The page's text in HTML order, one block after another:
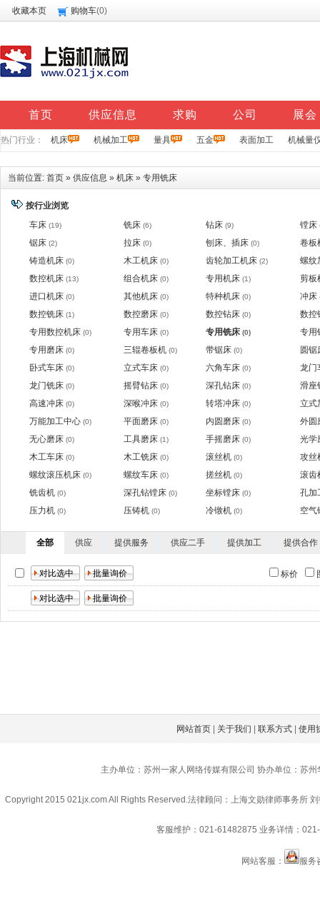
收藏本页 购物车(0)
首页 供应信息 求购 公司 展会
热门行业： 机床 机械加工 量具 五金 表面加工 机械量
当前位置: 首页 » 供应信息 » 机床 » 专用铣床
按行业浏览
车床 (19) 铣床 (6) 钻床 (9) 镗床
锯床 (2) 拉床 (0) 刨床、插床 (0)
卷板
铸造机床 (0) 木工机床 (0) 齿轮加工机床 (2)
螺纹
数控机床 (13) 组合机床 (0) 专用机床 (1)
剪板
进口机床 (0) 其他机床 (0) 特种机床 (0) 冲床
数控铣床 (1) 数控磨床 (0) 数控钻床 (0)
数控
专用数控机床 (0) 专用车床 (0) 专用铣床 (0)
专用
专用磨床 (0) 三辊卷板机 (0) 带锯床 (0)
圆锯
卧式车床 (0) 立式车床 (0) 六角车床 (0)
龙门
龙门铣床 (0) 摇臂钻床 (0) 深孔钻床 (0)
滑座
高速冲床 (0) 深喉冲床 (0) 转塔冲床 (0)
立式
万能加工中心 (0) 平面磨床 (0) 内圆磨床 (0)
外圆
无心磨床 (0) 工具磨床 (1) 手摇磨床 (0)
光学
木工车床 (0) 木工铣床 (0) 滚丝机 (0)
攻丝
螺纹滚压机床 (0) 螺纹车床 (0) 搓丝机 (0)
滚齿
铣齿机 (0) 深孔钻镗床 (0) 坐标镗床 (0)
孔加
压力机 (0) 压铸机 (0) 冷镦机 (0) 空气
全部 供应 提供服务 供应二手 提供加工 提供合作
标价
网站首页 关于我们 |联系方式 |使用
主办单位：苏州一家人网络传媒有限公司 协办单位：苏
Copyright 2015 021jx.com All Rights Reserved.法律顾问：上海文勋律师事务所
客服维护：021-61482875 业务详情：
网站客服： 服务